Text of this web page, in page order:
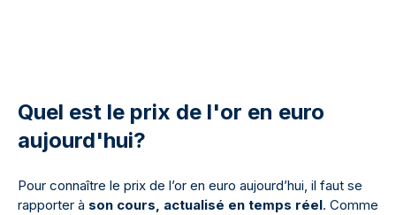
Quel est le prix de l'or en euro
aujourd'hui?
Pour connaître le prix de l’or en euro aujourd’hui, il faut se
rapporter à son cours, actualisé en temps réel. Comme